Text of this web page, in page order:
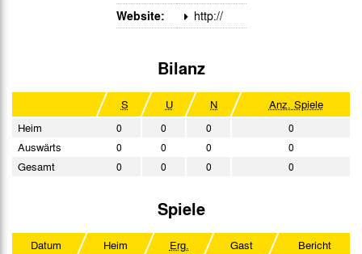
Website: http://
Bilanz
S U N
Anz. Spiele
Heim
0 0 0 0
Auswärts 0 0 0 0
Gesamt 0 0 0 0
Spiele
Datum Heim Erg. Gast Bericht